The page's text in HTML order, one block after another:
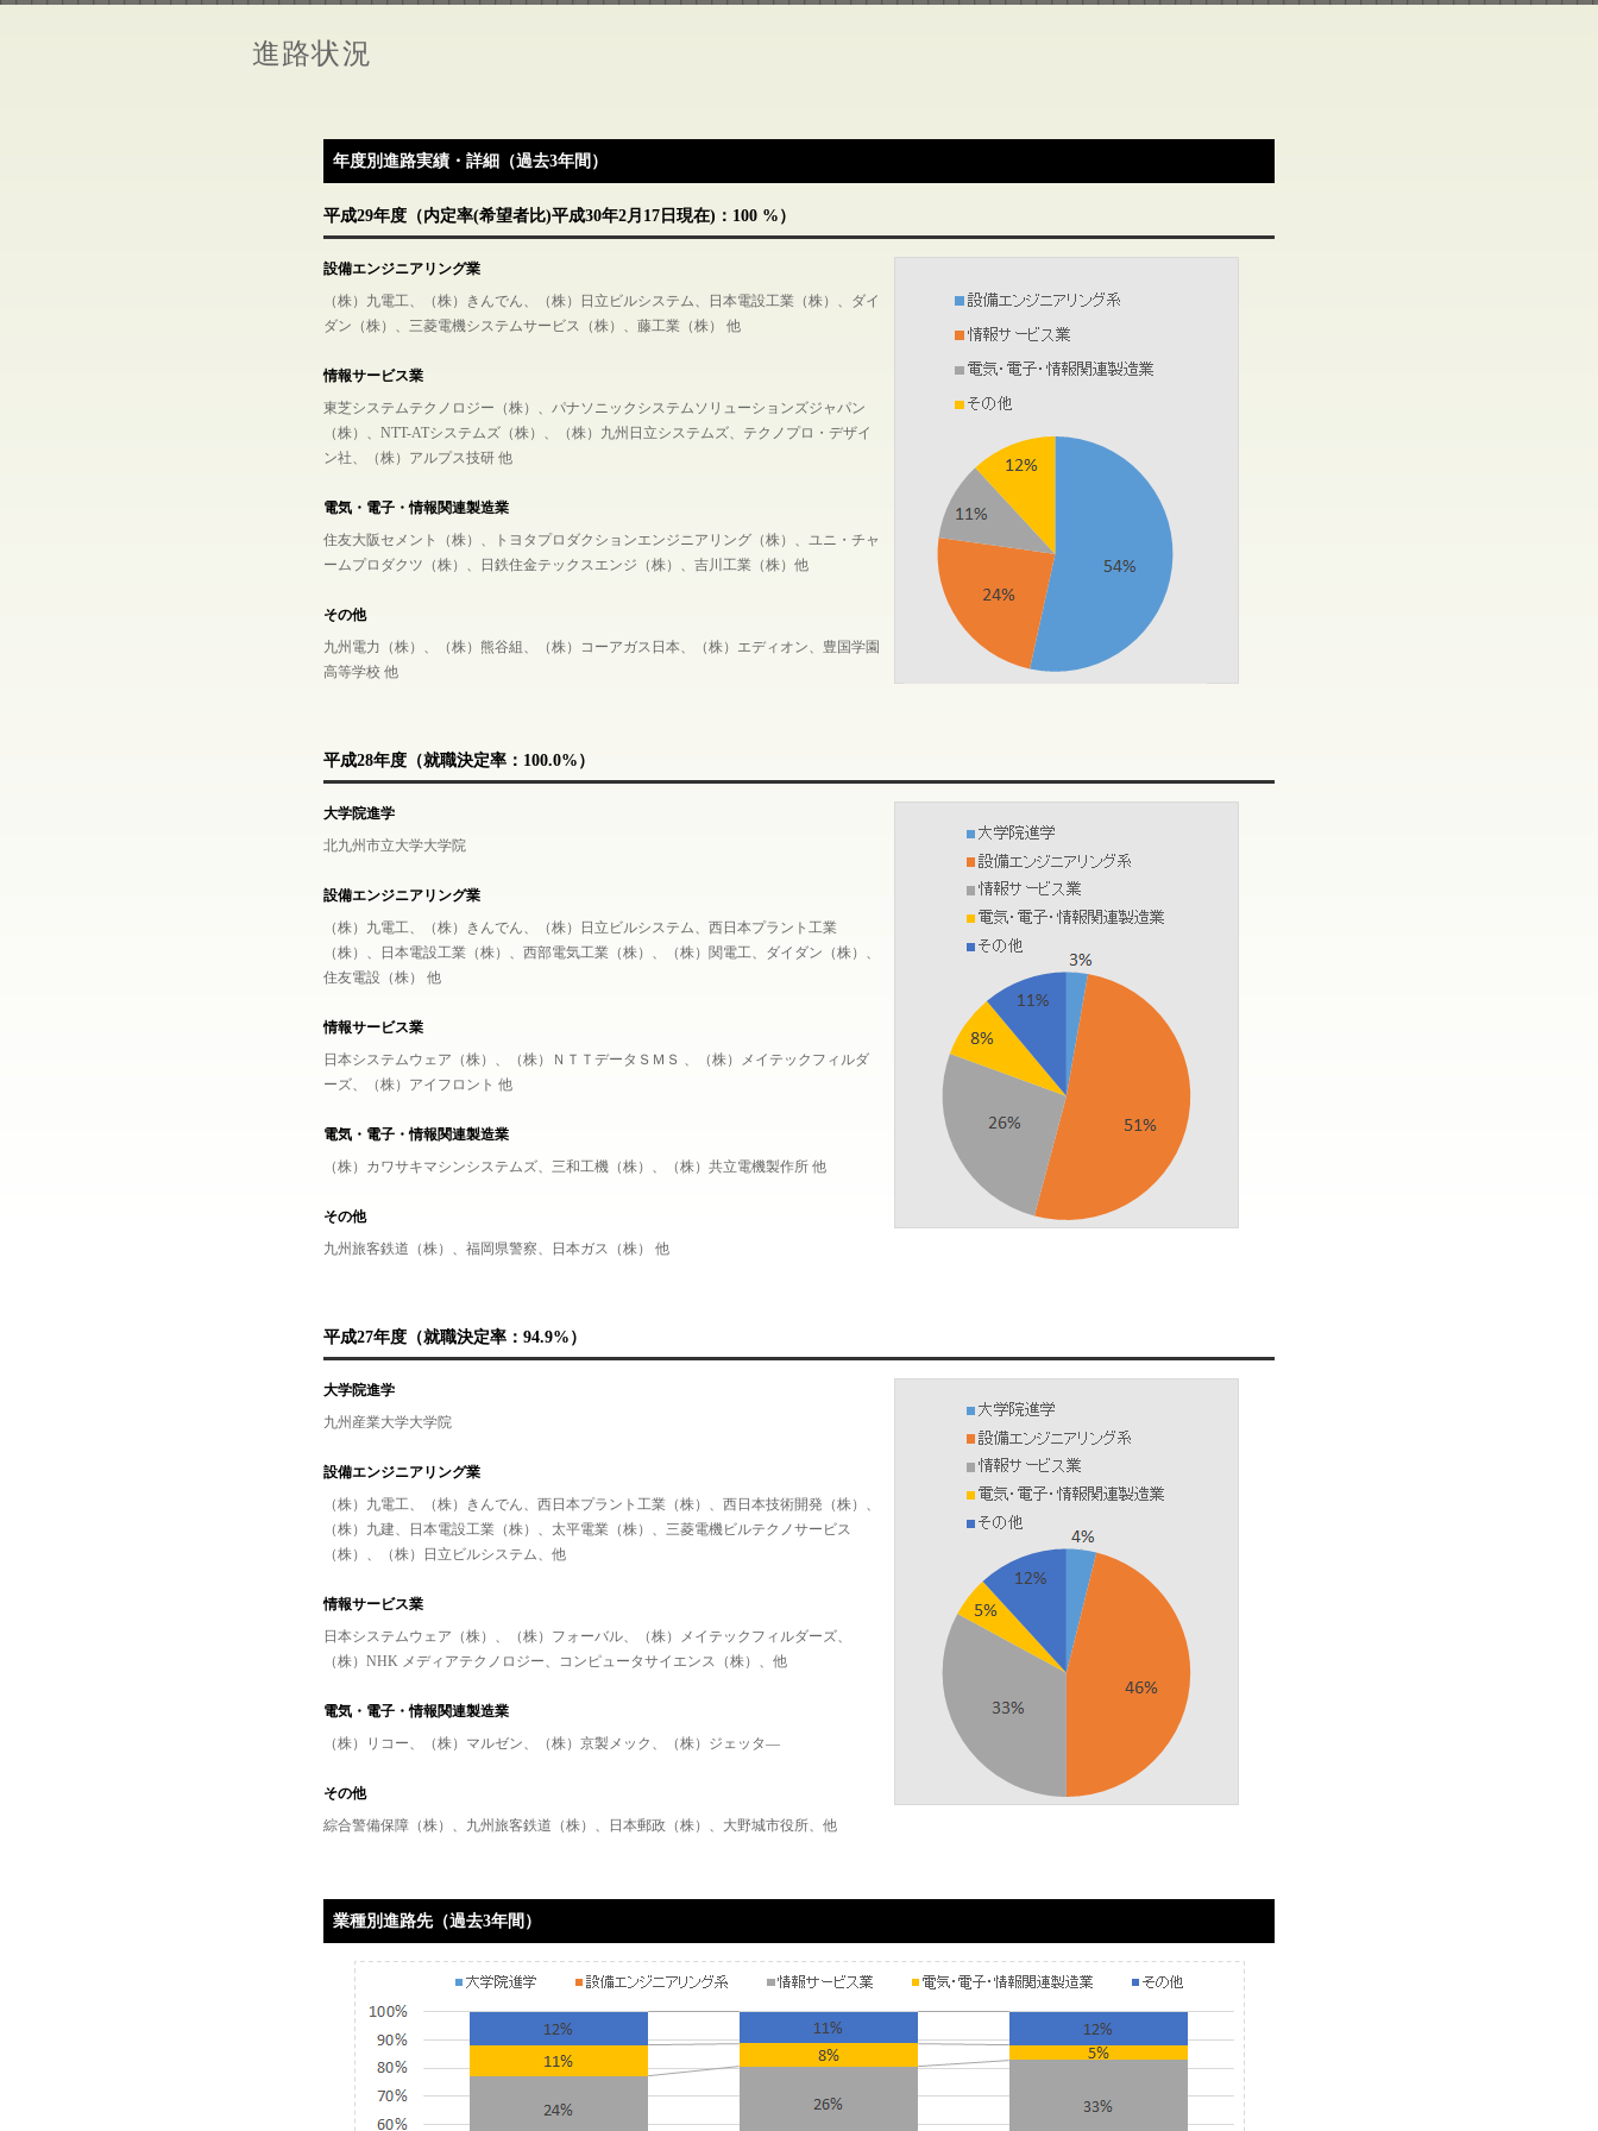
進路状況
年度別進路実績・詳細（過去3年間）
平成29年度（内定率(希望者比)平成30年2月17日現在)：100 %）
設備エンジニアリング業
（株）九電工、（株）きんでん、（株）日立ビルシステム、日本電設工業（株）、ダイ
ダン（株）、三菱電機システムサービス（株）、藤工業（株） 他
情報サービス業
東芝システムテクノロジー（株）、パナソニックシステムソリューションズジャパン
（株）、NTT-ATシステムズ（株）、（株）九州日立システムズ、テクノプロ・デザイ
ン社、（株）アルプス技研 他
電気・電子・情報関連製造業
住友大阪セメント（株）、トヨタプロダクションエンジニアリング（株）、ユニ・チャ
ームプロダクツ（株）、日鉄住金テックスエンジ（株）、吉川工業（株）他
その他
九州電力（株）、（株）熊谷組、（株）コーアガス日本、（株）エディオン、豊国学園
高等学校 他
平成28年度（就職決定率：100.0%）
大学院進学
北九州市立大学大学院
設備エンジニアリング業
（株）九電工、（株）きんでん、（株）日立ビルシステム、西日本プラント工業
（株）、日本電設工業（株）、西部電気工業（株）、（株）関電工、ダイダン（株）、
住友電設（株） 他
情報サービス業
日本システムウェア（株）、（株）ＮＴＴデータＳＭＳ 、（株）メイテックフィルダ
ーズ、（株）アイフロント 他
電気・電子・情報関連製造業
（株）カワサキマシンシステムズ、三和工機（株）、（株）共立電機製作所 他
その他
九州旅客鉄道（株）、福岡県警察、日本ガス（株） 他
平成27年度（就職決定率：94.9%）
大学院進学
九州産業大学大学院
設備エンジニアリング業
（株）九電工、（株）きんでん、西日本プラント工業（株）、西日本技術開発（株）、
（株）九建、日本電設工業（株）、太平電業（株）、三菱電機ビルテクノサービス
（株）、（株）日立ビルシステム、他
情報サービス業
日本システムウェア（株）、（株）フォーバル、（株）メイテックフィルダーズ、
（株）NHK メディアテクノロジー、コンピュータサイエンス（株）、他
電気・電子・情報関連製造業
（株）リコー、（株）マルゼン、（株）京製メック、（株）ジェッタ―
その他
綜合警備保障（株）、九州旅客鉄道（株）、日本郵政（株）、大野城市役所、他
業種別進路先（過去3年間）